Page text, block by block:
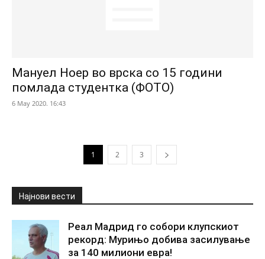
Мануел Ноер во врска со 15 години
помлада студентка (ФОТО)
6 May 2020. 16:43
1 2 3
Најнови вести
Реал Мадрид го собори клупскиот
рекорд: Мурињо добива засилување
за 140 милиони евра!